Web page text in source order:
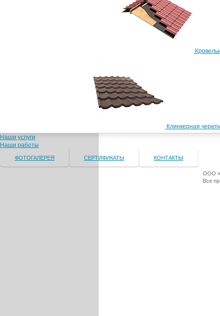
Клинкерная
Наши услуги
Наши работы
ФОТОГАЛЕРЕЯ СЕРТИФИКАТЫ КОНТАКТЫ
ООО
Все